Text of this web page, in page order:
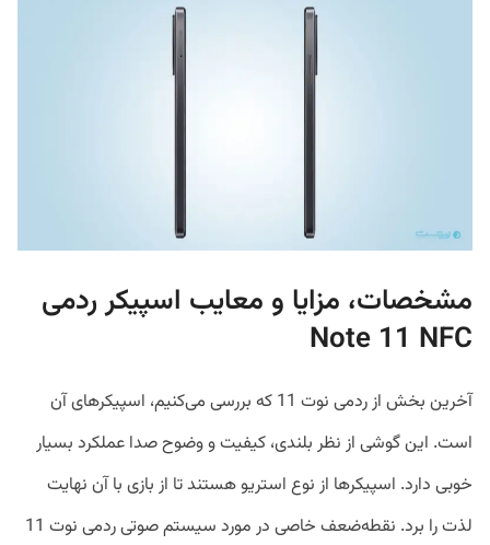
مشخصات، مزایا و معایب اسپیکر ردمی
Note 11 NFC
آخرین بخش از ردمی نوت 11 که بررسی می‌کنیم، اسپیکرهای آن
است. این گوشی از نظر بلندی، کیفیت و وضوح صدا عملکرد بسیار
خوبی دارد. اسپیکرها از نوع استریو هستند تا از بازی با آن نهایت
لذت را برد. نقطه‌ضعف خاصی در مورد سیستم صوتی ردمی نوت 11